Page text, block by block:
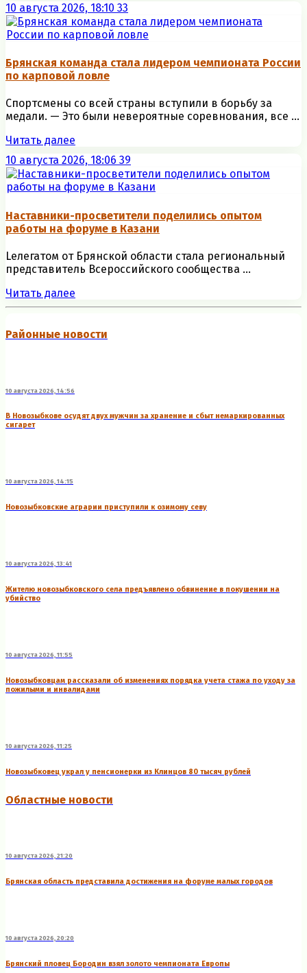
10 августа 2026, 18:10 33
Брянская команда стала лидером чемпионата России
по карповой ловле
Спортсмены со всей страны вступили в борьбу за
медали. — Это были невероятные соревнования, все ...
Читать далее
10 августа 2026, 18:06 39
Наставники-просветители поделились опытом
работы на форуме в Казани
Lелегатом от Брянской области стала региональный
представитель Всероссийского сообщества ...
Читать далее
Районные новости
10 августа 2026, 14:56
В Новозыбкове осудят двух мужчин за хранение и сбыт немаркированных
сигарет
10 августа 2026, 14:15
Новозыбковские аграрии приступили к озимому севу
10 августа 2026, 13:41
Жителю новозыбковского села предъявлено обвинение в покушении на
убийство
10 августа 2026, 11:55
Новозыбковцам рассказали об изменениях порядка учета стажа по уходу за
пожилыми и инвалидами
10 августа 2026, 11:25
Новозыбковец украл у пенсионерки из Клинцов 80 тысяч рублей
Областные новости
10 августа 2026, 21:20
Брянская область представила достижения на форуме малых городов
10 августа 2026, 20:20
Брянский пловец Бородин взял золото чемпионата Европы